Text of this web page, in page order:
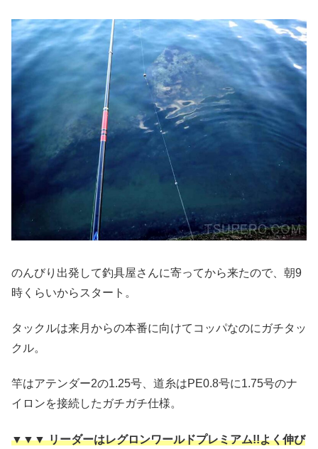
のんびり出発して釣具屋さんに寄ってから来たので、朝9
時くらいからスタート。
タックルは来月からの本番に向けてコッパなのにガチタッ
クル。
竿はアテンダー2の1.25号、道糸はPE0.8号に1.75号のナ
イロンを接続したガチガチ仕様。
▼▼▼リーダーはレグロンワールドプレミアム!!よく伸び